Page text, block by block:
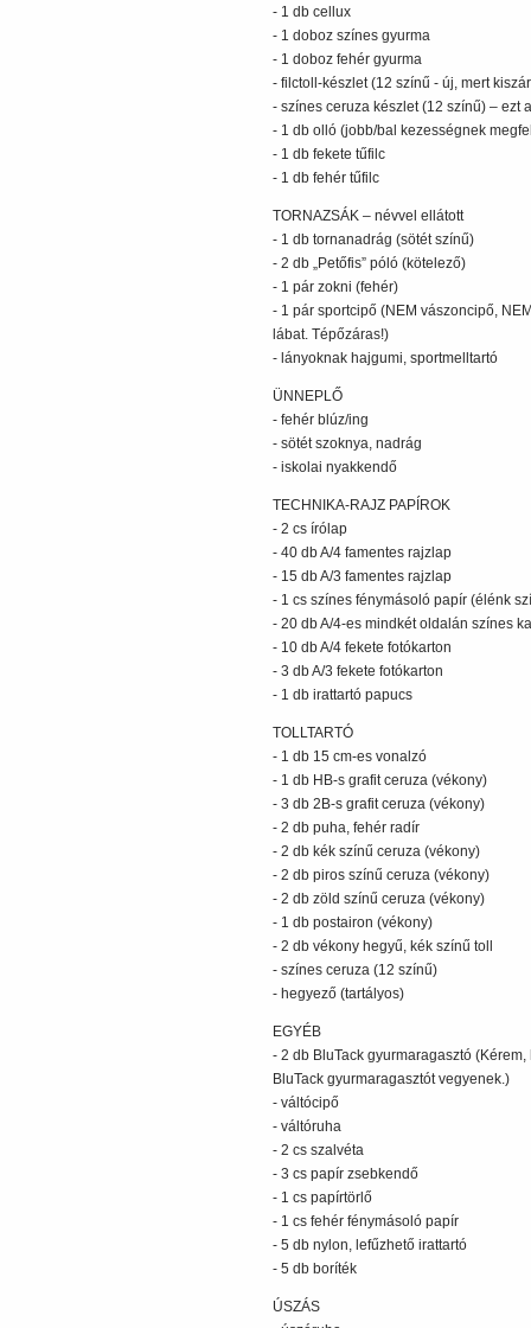
- 1 db cellux
- 1 doboz színes gyurma
- 1 doboz fehér gyurma
- filctoll-készlet (12 színű - új, mert
- színes ceruza készlet (12 színű) – ezt
- 1 db olló (jobb/bal kezességnek
- 1 db fekete tűfilc
- 1 db fehér tűfilc
TORNAZSÁK – névvel ellátott
- 1 db tornanadrág (sötét színű)
- 2 db „Petőfis” póló (kötelező)
- 1 pár zokni (fehér)
- 1 pár sportcipő (NEM vászoncipő,
lábat. Tépőzáras!)
- lányoknak hajgumi, sportmelltartó
ÜNNEPLŐ
- fehér blúz/ing
- sötét szoknya, nadrág
- iskolai nyakkendő
TECHNIKA-RAJZ PAPÍROK
- 2 cs írólap
- 40 db A/4 famentes rajzlap
- 15 db A/3 famentes rajzlap
- 1 cs színes fénymásoló papír (élénk
- 20 db A/4-es mindkét oldalán színes
- 10 db A/4 fekete fotókarton
- 3 db A/3 fekete fotókarton
- 1 db irattartó papucs
TOLLTARTÓ
- 1 db 15 cm-es vonalzó
- 1 db HB-s grafit ceruza (vékony)
- 3 db 2B-s grafit ceruza (vékony)
- 2 db puha, fehér radír
- 2 db kék színű ceruza (vékony)
- 2 db piros színű ceruza (vékony)
- 2 db zöld színű ceruza (vékony)
- 1 db postairon (vékony)
- 2 db vékony hegyű, kék színű toll
- színes ceruza (12 színű)
- hegyező (tartályos)
EGYÉB
- 2 db BluTack gyurmaragasztó
BluTack gyurmaragasztót vegyenek.)
- váltócipő
- váltóruha
- 2 cs szalvéta
- 3 cs papír zsebkendő
- 1 cs papírtörlő
- 1 cs fehér fénymásoló papír
- 5 db nylon, lefűzhető irattartó
- 5 db boríték
ÚSZÁS